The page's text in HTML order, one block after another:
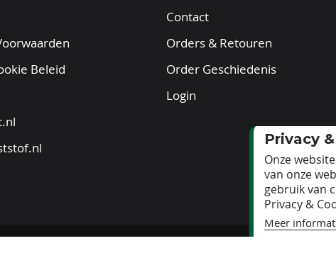
Privacy
Onze
van onze
gebruik van
Privacy &
Meer
Beleid
Contact
Orders & Retouren
Order Geschiedenis
Login